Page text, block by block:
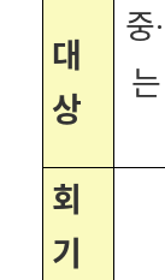
대
상
중·
는
회
기